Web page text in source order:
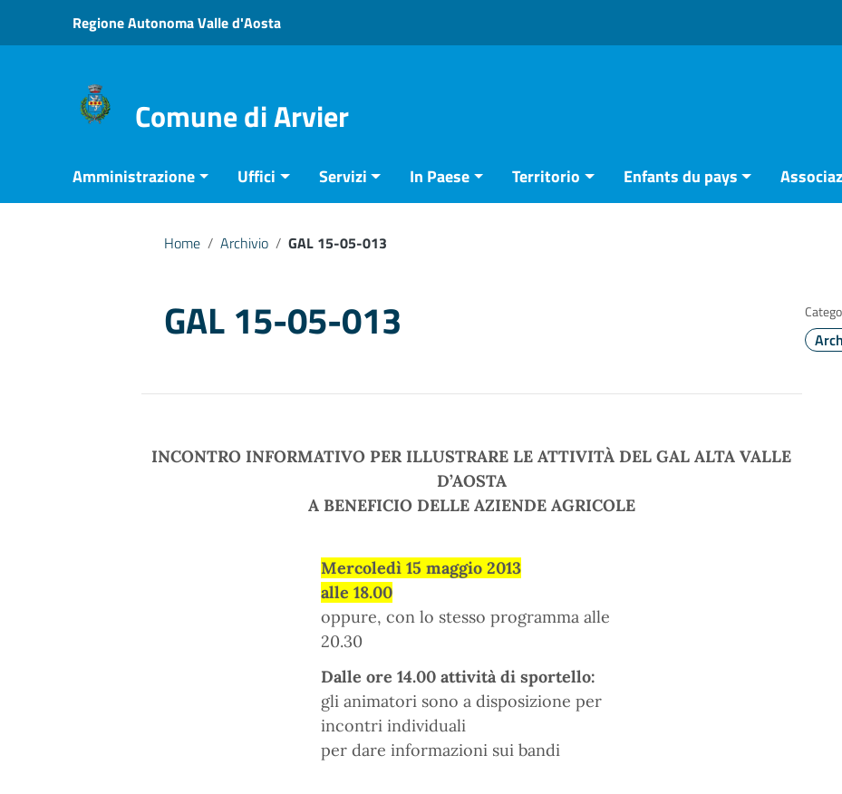
Vai ai contenuti
Vai al menu di navigazione
Regione Autonoma Valle d'Aosta
Comune di Arvier
Amministrazione Uffici Servizi In Paese Territorio Enfants du pays
Home / Archivio / GAL 15-05-013
GAL 15-05-013
INCONTRO INFORMATIVO PER ILLUSTRARE LE ATTIVITÀ DEL GAL ALTA VALLE
D’AOSTA
A BENEFICIO DELLE AZIENDE AGRICOLE
Mercoledì 15 maggio 2013
alle 18.00
oppure, con lo stesso programma alle
20.30
Dalle ore 14.00 attività di sportello:
gli animatori sono a disposizione per
incontri individuali
per dare informazioni sui bandi